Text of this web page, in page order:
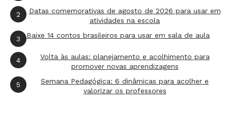
5/6
6 fotos
Para todos: enquanto os alunos da EM Prof.
Odilon Santiago assistem a aulas de
reforço dinâmicas, suas mães aproveitam
2
Datas comemorativas de agosto de 2026 para usar em
atividades na escola
3 Baixe 14 contos brasileiros para usar em sala de aula
4
Volta às aulas: planejamento e acolhimento para
promover novas aprendizagens
5
Semana Pedagógica: 6 dinâmicas para acolher e
valorizar os professores